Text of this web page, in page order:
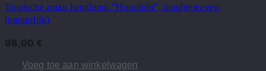
Tropische rotan hanglamp "Honolulu", handgeweven
(natuurlijk)
98,00 €
Voeg toe aan winkelwagen